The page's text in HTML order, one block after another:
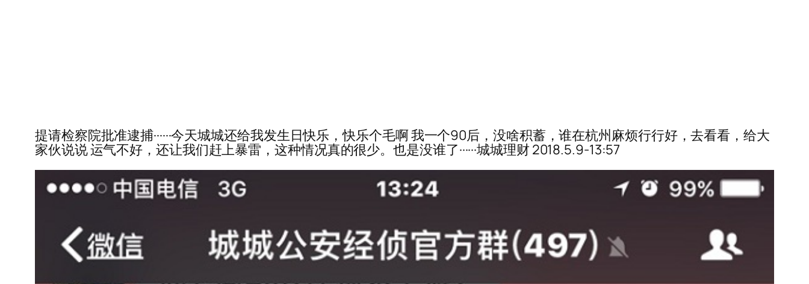
提请检察院批准逮捕······今天城城还给我发生日快乐，快乐个毛啊 我一个90后，没啥积蓄，谁在杭州麻烦行行好，去看看，给大
家伙说说 运气不好，还让我们赶上暴雷，这种情况真的很少。也是没谁了······城城理财 2018.5.9-13:57